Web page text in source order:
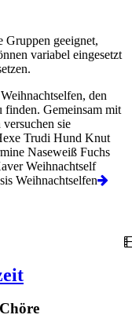
Gruppen geeignet,
variabel eingesetzt
den
finden. Gemeinsam mit
sie
Trudi Hund Knut
Naseweiß Fuchs
Weihnachtself
Weihnachtselfen